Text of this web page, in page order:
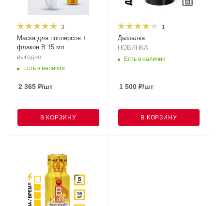
3
Маска для попперсов +
флакон B 15 мл
выгодно
Есть в наличии
2 365 ₽/шт
В КОРЗИНУ
1
Дышалка
НОВИНКА
Есть в наличии
1 500₽/шт
В КОРЗИНУ